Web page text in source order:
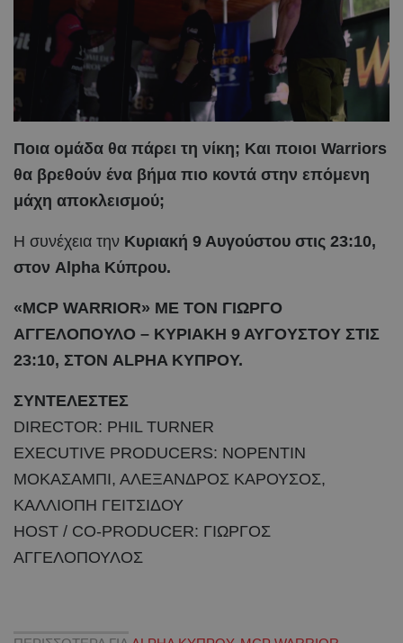
Ποια ομάδα θα πάρει τη νίκη; Και ποιοι Warriors
θα βρεθούν ένα βήμα πιο κοντά στην επόμενη
μάχη αποκλεισμού;
Η συνέχεια την Κυριακή 9 Αυγούστου στις 23:10,
στον Alpha Κύπρου.
«MCP WARRIOR» ΜΕ ΤΟΝ ΓΙΩΡΓΟ
ΑΓΓΕΛΟΠΟΥΛΟ – ΚΥΡΙΑΚΗ 9 ΑΥΓΟΥΣΤΟΥ ΣΤΙΣ
23:10, ΣΤΟΝ ALPHA ΚΥΠΡΟΥ.
ΣΥΝΤΕΛΕΣΤΕΣ
DIRECTOR: PHIL TURNER
EXECUTIVE PRODUCERS: ΝΟΡΕΝΤΙΝ
ΜΟΚΑΣΑΜΠΙ, ΑΛΕΞΑΝΔΡΟΣ ΚΑΡΟΥΣΟΣ,
ΚΑΛΛΙΟΠΗ ΓΕΙΤΣΙΔΟΥ
HOST / CO-PRODUCER: ΓΙΩΡΓΟΣ
ΑΓΓΕΛΟΠΟΥΛΟΣ